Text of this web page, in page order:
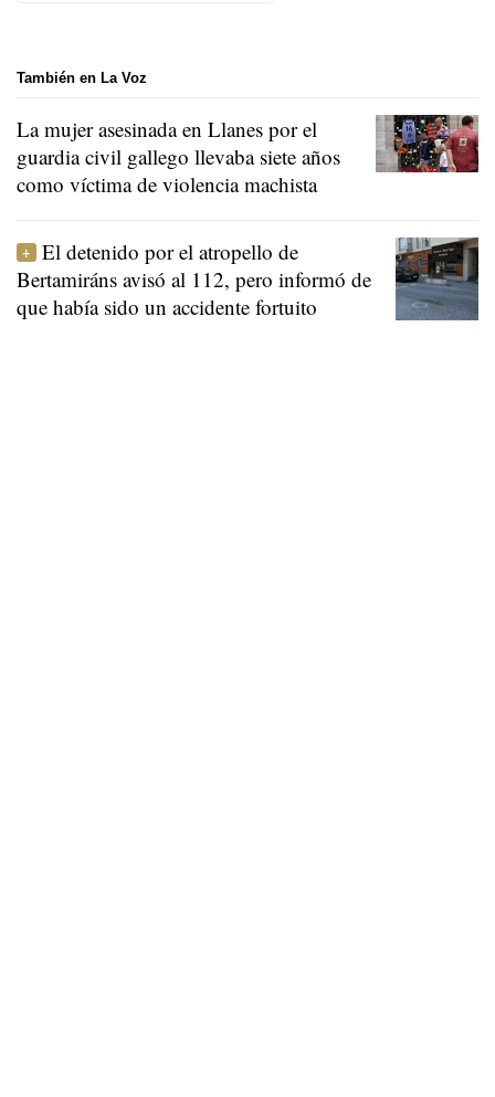
También en La Voz
La mujer asesinada en Llanes por el
guardia civil gallego llevaba siete años
como víctima de violencia machista
El detenido por el atropello de
Bertamiráns avisó al 112, pero informó de
que había sido un accidente fortuito